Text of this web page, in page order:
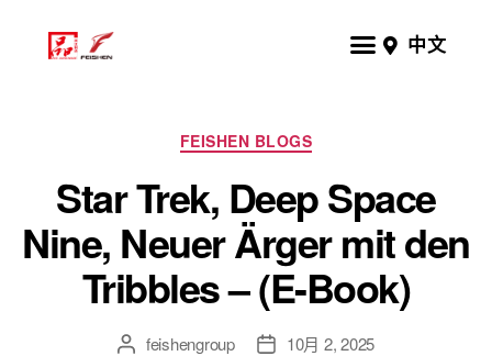
中文
FEISHEN BLOGS
Star Trek, Deep Space
Nine, Neuer Ärger mit den
Tribbles – (E-Book)
feishengroup 10月 2, 2025